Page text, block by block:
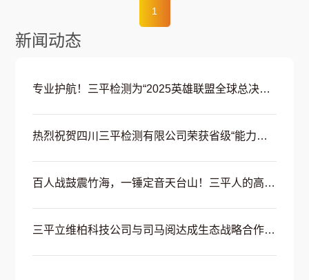
1
新闻动态
专业护航！三平检测为“2025英雄联盟全球总决赛·联盟嘉年华”活动安全筑牢防线
热烈祝贺四川三平检测有限公司荣获省级“能力验证结果满意证书”
百人战鼓震竹海，一锤定音天台山！三平人的高燃避暑团建
三平立维柏科技公司与司马阅达成生态战略合作，携手赋能建筑行业数智化转型